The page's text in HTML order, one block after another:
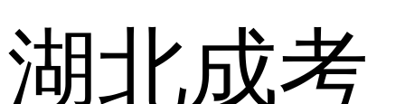
湖北成考